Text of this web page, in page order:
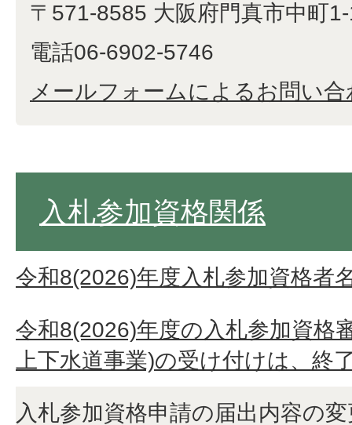
〒571-8585 大阪府門真市中町
電話06-6902-5746
メールフォームによるお問い合
入札参加資格関係
令和8(2026)年度入札参加資格者
令和8(2026)年度の入札参加資格
上下水道事業)の受け付けは、終
入札参加資格申請の届出内容の